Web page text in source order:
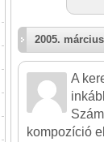
2005.
A
kompozíció